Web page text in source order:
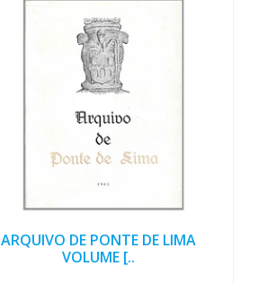
ARQUIVO DE PONTE DE LIMA
VOLUME [..